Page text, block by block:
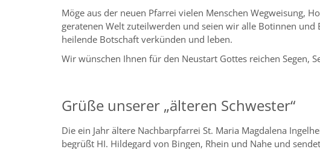
Möge aus der neuen Pfarrei vielen Menschen Wegweisung,
geratenen Welt zuteilwerden und seien wir alle Botinnen
heilende Botschaft verkünden und leben.
Wir wünschen Ihnen für den Neustart Gottes reichen Segen,
Grüße unserer „älteren Schwester“
Die ein Jahr ältere Nachbarpfarrei St. Maria Magdalena
begrüßt HI. Hildegard von Bingen, Rhein und Nahe und sendet